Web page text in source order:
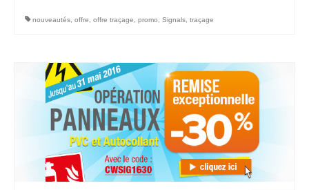
nouveautés offre offre traçage promo Signals traçage